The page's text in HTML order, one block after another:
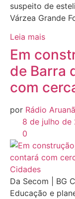
suspeito de
Várzea Grande
Leia mais
Em
de Barra
com
por Rádio Aruanã
8 de julho de
0
Cidades
Da Secom | BG
Educação e